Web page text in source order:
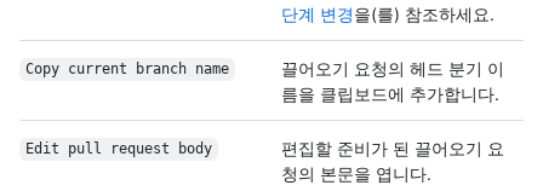
단계 변경을(를) 참조하세요.
Copy current branch name
끌어오기 요청의 헤드 분기 이
름을 클립보드에 추가합니다.
Edit pull request body
편집할 준비가 된 끌어오기 요
청의 본문을 엽니다.